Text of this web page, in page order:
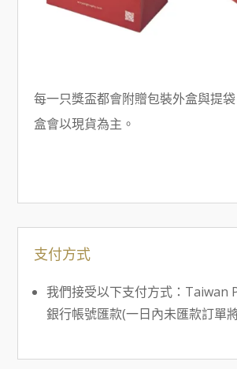
每一只獎盃都會附贈包裝外盒與提
盒會以現貨為主。
支付方式
我們接受以下支付方式：Taiwan
銀行帳號匯款(一日內未匯款訂單